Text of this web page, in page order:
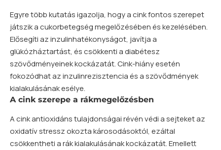
Egyre több kutatás igazolja, hogy a cink fontos szerepet
játszik a cukorbetegség megelőzésében és kezelésében.
Elősegíti az inzulinhatékonyságot, javítja a
glükózháztartást, és csökkenti a diabétesz
szövődményeinek kockázatát. Cink-hiány esetén
fokozódhat az inzulinrezisztencia és a szövődmények
kialakulásának esélye.
A cink szerepe a rákmegelőzésben
A cink antioxidáns tulajdonságai révén védi a sejteket az
oxidatív stressz okozta károsodásoktól, ezáltal
csökkentheti a rák kialakulásának kockázatát. Emellett